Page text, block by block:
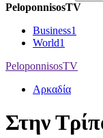
PeloponnisosTV
Business1
World1
PeloponnisosTV
Αρκαδία
Στην